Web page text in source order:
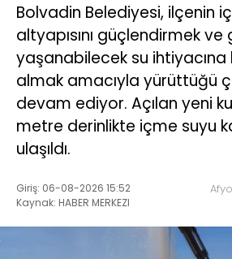
Bolvadin Belediyesi, ilçenin
altyapısını güçlendirmek
yaşanabilecek su ihtiyacına
almak amacıyla yürüttüğü
devam ediyor. Açılan yeni
metre derinlikte içme suyu
ulaşıldı.
Giriş: 06-08-2026 15:52
Kaynak: HABER MERKEZI